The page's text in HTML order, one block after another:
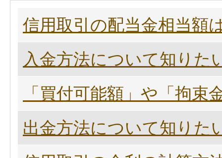
信用取引の配当金相当額
入金方法について知りた
「買付可能額」や「拘
出金方法について知りた